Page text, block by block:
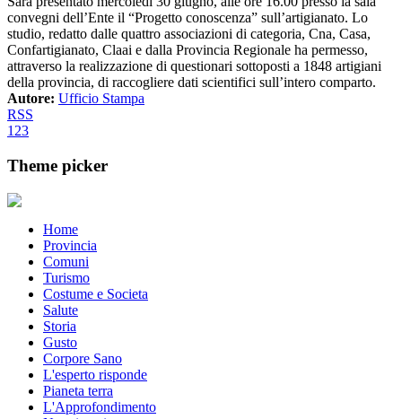
convegni dell’Ente il “Progetto conoscenza” sull’artigianato. Lo
studio, redatto dalle quattro associazioni di categoria, Cna, Casa,
Confartigianato, Claai e dalla Provincia Regionale ha permesso,
attraverso la realizzazione di questionari sottoposti a 1848 artigiani
della provincia, di raccogliere dati scientifici sull’intero comparto.
Autore: Ufficio Stampa
RSS
123
Theme picker
Home
Provincia
Comuni
Turismo
Costume e Societa
Salute
Storia
Gusto
Corpore Sano
L'esperto risponde
Pianeta terra
L'Approfondimento